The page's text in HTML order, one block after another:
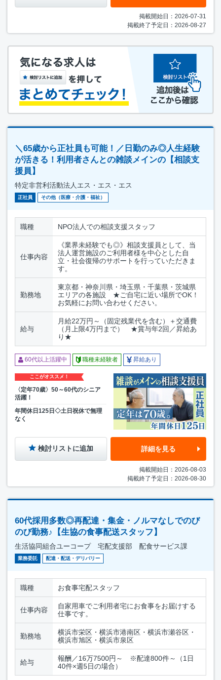
掲載開始日：2026-07-31
掲載終了予定日：2026-08-27
＼65歳から正社員も可能！／日勤のみ◎人生経験
が活きる！利用者さんとの雑談メインの【相談支
援員】
特定非営利活動法人エス・エス・エス
正社員 その他（医療・介護・福祉）
職種 NPO法人での相談支援スタッフ
仕事内容
《業界未経験でも◎》相談支援員として、当
法人運営施設のご利用者様を中心とした自
立・社会復帰のサポートを行っていただきま
す。
勤務地
東京都・神奈川県・埼玉県・千葉県・茨城県
エリアの各施設 ★ご自宅に近い場所でOK！
お気軽にお問い合わせください。
給与
月給22万円～（固定残業代を含む）＋交通費
（月上限4万円まで） ★賞与年2回／昇給あ
り★
60代以上活躍中 職種未経験者 昇給あり
ここがオススメ！
〈定年70歳〉50～60代のシニア
活躍！
年間休日125日◇土日祝休で無理
なく
検討リストに追加 詳細を見る
掲載開始日：2026-08-03
掲載終了予定日：2026-08-30
60代採用多数◎再配達・集金・ノルマなしでのび
のび勤務♪【生協の食事配送スタッフ】
生活協同組合ユーコープ 宅配支援部 配食サービス課
業務委託 配達・配送・デリバリー
職種 お食事宅配スタッフ
仕事内容
自家用車でご利用者宅にお食事をお届けする
仕事です。
勤務地
横浜市栄区・横浜市港南区・横浜市瀬谷区・
横浜市旭区・横浜市泉区
給与
報酬／16万7500円～ ※配達800件～（1日
40件×週5日の場合）